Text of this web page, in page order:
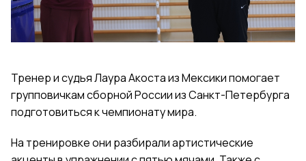
Тренер и судья Лаура Акоста из Мексики помогает
групповичкам сборной России из Санкт-Петербурга
подготовиться к чемпионату мира.
На тренировке они разбирали артистические